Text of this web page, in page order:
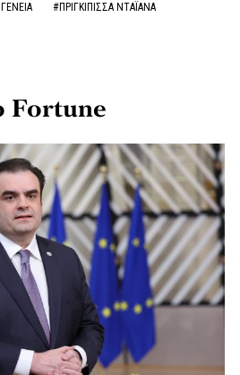
#ΠΡΙΓΚΙΠΙΣΣΑ ΝΤΑΪΑΝΑ
Fortune